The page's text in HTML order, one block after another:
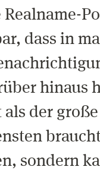
dass in
hinaus
als der
sondern